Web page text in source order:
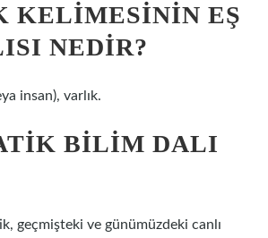
KELIMESININ EŞ
NEDIR?
insan), varlık.
BILIM DALI
geçmişteki ve günümüzdeki canlı